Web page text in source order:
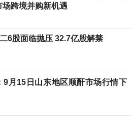
场跨境并购新机遇
6股面临抛压 32.7亿股解禁
9月15日山东地区顺酐市场行情下